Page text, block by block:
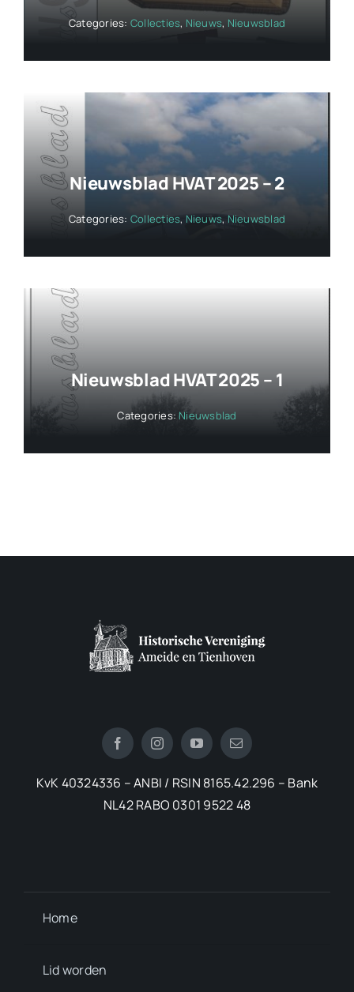
Categories: Collecties, Nieuws, Nieuwsblad
Nieuwsblad HVAT 2025 – 2
Categories: Collecties, Nieuws, Nieuwsblad
Nieuwsblad HVAT 2025 – 1
Categories:Nieuwsblad
KvK 40324336 – ANBI / RSIN 8165.42.296 – Bank
NL42 RABO 0301 9522 48
Home
Lid worden